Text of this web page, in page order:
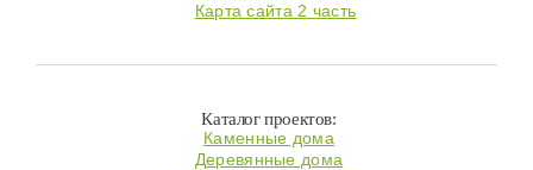
Карта сайта 2 часть
Каталог проектов:
Каменные дома
Деревянные дома